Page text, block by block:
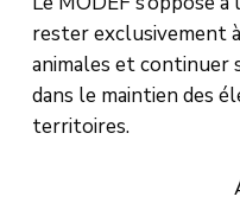
rester exclusivement
animales et continuer
dans le maintien des
territoires.